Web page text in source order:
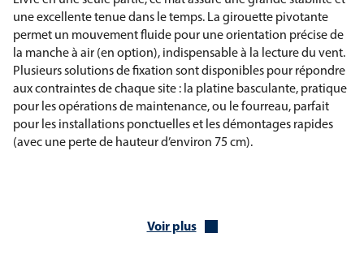
une excellente tenue dans le temps. La girouette pivotante
permet un mouvement fluide pour une orientation précise de
la manche à air (en option), indispensable à la lecture du vent.
Plusieurs solutions de fixation sont disponibles pour répondre
aux contraintes de chaque site : la platine basculante, pratique
pour les opérations de maintenance, ou le fourreau, parfait
pour les installations ponctuelles et les démontages rapides
(avec une perte de hauteur d’environ 75 cm).
Voir plus